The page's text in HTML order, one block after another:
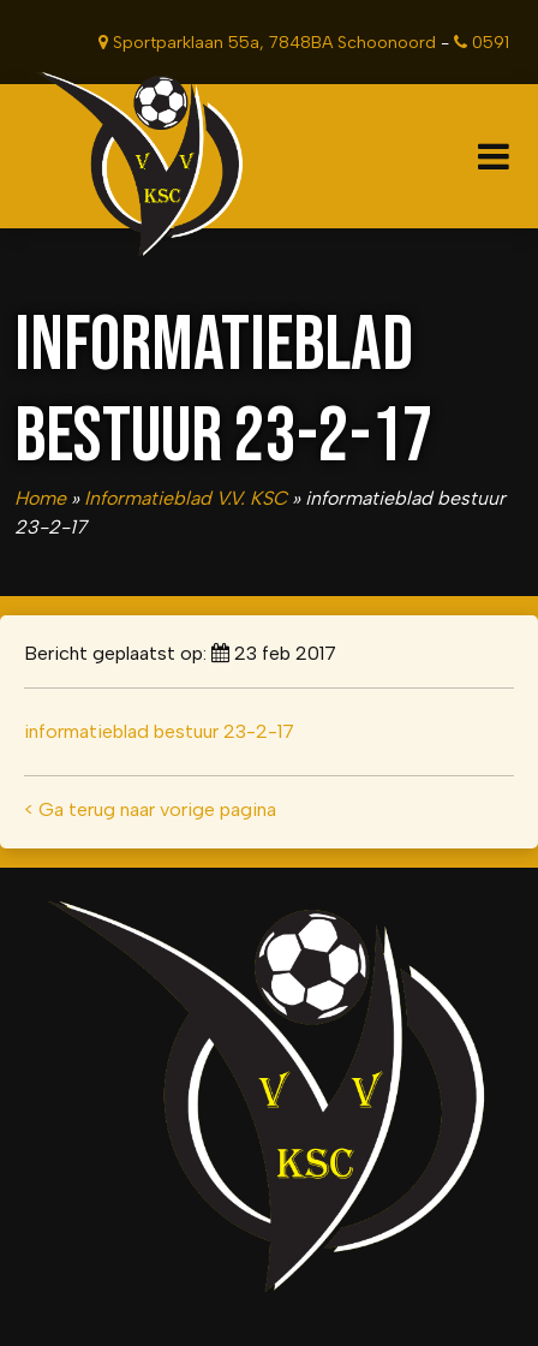
Sportparklaan 55a, 7848BA Schoonoord - 0591
INFORMATIEBLAD
BESTUUR 23-2-17
Home» Informatieblad V.V. KSC» informatieblad bestuur
23-2-17
Bericht geplaatst op: 23 feb 2017
informatieblad bestuur 23-2-17
< Ga terug naar vorige pagina